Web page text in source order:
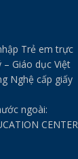
Trẻ em trực
Giáo dục Việt
Nghệ cấp giấy
ngoài:
CENTER